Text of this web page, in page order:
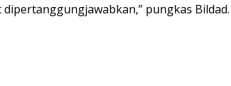
pungkas Bildad.